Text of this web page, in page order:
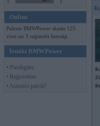
Online
Pašreiz BMWPower skatās 125
viesi un 3 reģistrēti lietotāji.
Ienākt BMWPower
• Pieslēgties
• Reģistrēties
• Aizmirsi paroli?